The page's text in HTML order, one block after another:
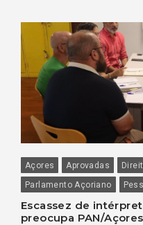
Açores Aprovadas
Parlamento Açoriano
Escassez de
preocupa PAN/Açores